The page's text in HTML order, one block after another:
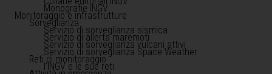
Monografie INGV
Monitoraggio e infrastrutture
Sorveglianza
Servizio di sorveglianza sismica
Servizio di allerta maremoti
Servizio di sorveglianza vulcani attivi
Servizio di sorveglianza Space Weather
Reti di monitoraggio
l'INGV e le sue reti